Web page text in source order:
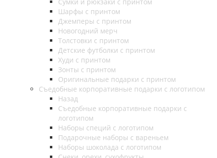
Шарфы с принтом
Джемперы с принтом
Новогодний мерч
Толстовки с принтом
Детские футболки с принтом
Худи с принтом
Зонты с принтом
Оригинальные подарки с принтом
Съедобные корпоративные подарки с логотипом
Назад
Съедобные корпоративные подарки с
логотипом
Наборы специй с логотипом
Подарочные наборы с вареньем
Наборы шоколада с логотипом